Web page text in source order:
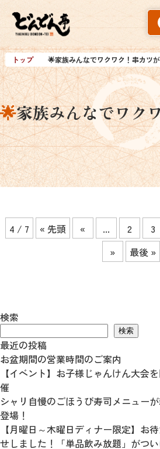
🌟家族みんなでワ
トップ 🌟家族みんなでワクワク！串カツ
4 / 7 « 先頭 « ... 2 3
»
最後 »
検索
検索
最近の投稿
お盆期間の営業時間のご案内
【イベント】お子様じゃんけん大会
催
シャリ自慢のごほうび寿司メニュー
登場！
【月曜日～木曜日ディナー限定】お
せしました！「単品飲み放題」がつ